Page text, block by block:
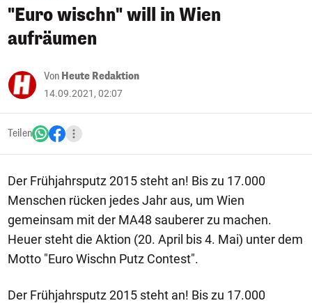
"Euro wischn" will in Wien
aufräumen
Von Heute Redaktion
14.09.2021, 02:07
Teilen
Der Frühjahrsputz 2015 steht an! Bis zu 17.000
Menschen rücken jedes Jahr aus, um Wien
gemeinsam mit der MA48 sauberer zu machen.
Heuer steht die Aktion (20. April bis 4. Mai) unter dem
Motto "Euro Wischn Putz Contest".
Der Frühjahrsputz 2015 steht an! Bis zu 17.000